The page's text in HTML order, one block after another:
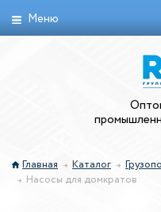
Меню
Главная Каталог
Насосы для домкратов